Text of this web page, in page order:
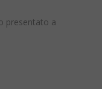
presentato a